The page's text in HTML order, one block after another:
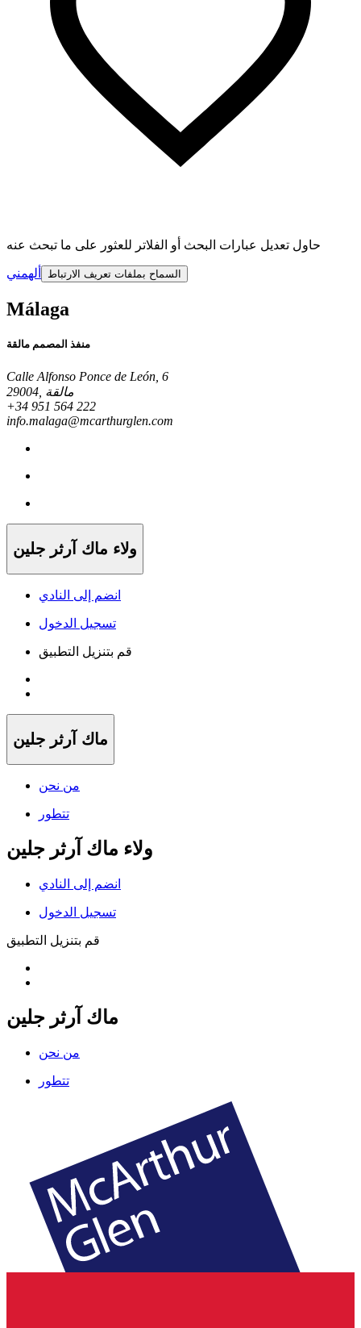
حاول تعديل عبارات البحث أو الفلاتر للعثور على ما تبحث عنه
ألهمني السماح بملفات تعريف الارتباط
Málaga
منفذ المصمم مالقة
Calle Alfonso Ponce de León, 6
29004, مالقة
+34 951 564 222
info.malaga@mcarthurglen.com
ولاء ماك آرثر جلين
انضم إلى النادي
تسجيل الدخول
قم بتنزيل التطبيق
ماك آرثر جلين
من نحن
تتطور
ولاء ماك آرثر جلين
انضم إلى النادي
تسجيل الدخول
قم بتنزيل التطبيق
ماك آرثر جلين
من نحن
تتطور